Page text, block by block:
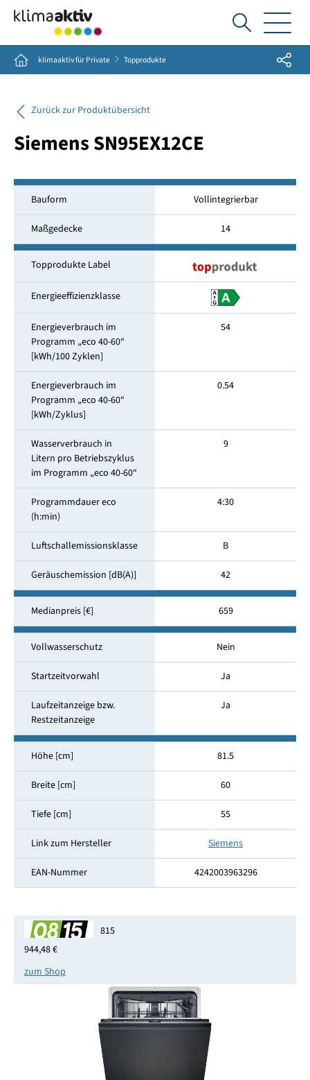
Ich
suche...
Home klimaaktiv für Private Topprodukte Share
Zurück zur Produktübersicht
Siemens SN95EX12CE
Bauform Vollintegrierbar
Maßgedecke 14
Topprodukte Label
Energieeffizienzklasse
Energieverbrauch im
Programm „eco 40-60“
[kWh/100 Zyklen]
54
Energieverbrauch im
Programm „eco 40-60“
[kWh/Zyklus]
0.54
Wasserverbrauch in
Litern pro Betriebszyklus
im Programm „eco 40-60“
9
Programmdauer eco
(h:min)
4:30
Luftschallemissionsklasse B
Geräuschemission [dB(A)] 42
Medianpreis [€] 659
Vollwasserschutz Nein
Startzeitvorwahl Ja
Laufzeitanzeige bzw.
Restzeitanzeige
Ja
Höhe [cm] 81.5
Breite [cm] 60
Tiefe [cm] 55
Link zum Hersteller Siemens
EAN-Nummer 4242003963296
815
944,48 €
zum Shop